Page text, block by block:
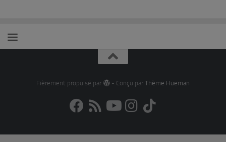
Fièrement propulsé par - Conçu par Thème Hueman